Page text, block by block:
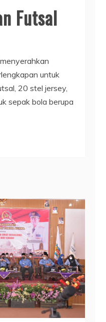
Futsal
untuk
20 stel jersey,
sepak bola berupa